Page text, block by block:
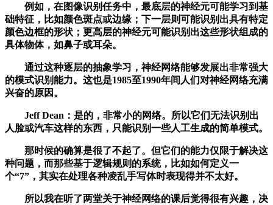
例如，在图像识别任务中，最底层的神经元可能学习到基
础特征，比如颜色斑点或边缘；下一层则可能识别出具有特定
颜色边框的形状；更高层的神经元可能识别出这些形状组成的
具体物体，如鼻子或耳朵。
通过这种逐层的抽象学习，神经网络能够发展出非常强大
的模式识别能力。这也是1985至1990年间人们对神经网络充满
兴奋的原因。
Jeff Dean：是的，非常小的网络。所以它们无法识别出
人脸或汽车这样的东西，只能识别一些人工生成的简单模式。
那时候的确算是很了不起了。但它们的能力仅限于解决这
种问题，而那些基于逻辑规则的系统，比如如何定义一
个“7”，其实在处理各种凌乱手写体时表现得并不太好。
所以我在听了两堂关于神经网络的课后觉得很有兴趣，决